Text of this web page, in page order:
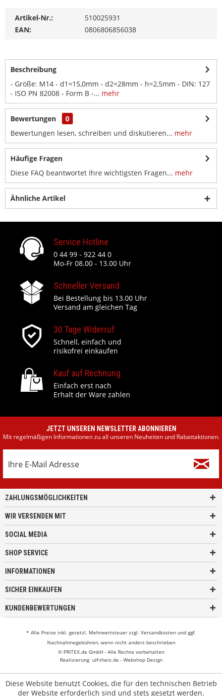
Artikel-Nr.:
510025931
EAN:
0806806856038
Beschreibung
- Größe: M14 - d1=15,0mm - d2=28mm - h=2,5mm - DIN: 127
- ISO PN 82008 - Form B -... mehr
Bewertungen
0
Bewertungen lesen, schreiben und diskutieren... mehr
Häufige Fragen
Diese FAQ beantwortet Ihre wichtigsten Fragen... mehr
Ähnliche Artikel
Service Hotline
0 44 99 - 922 44 0
Mo-Fr 08.00 - 13.00 Uhr
Schneller Versand
Bei Bestellung bis 13.00 Uhr
Versand am gleichen Tag
30 Tage Widerruf
Schnell, einfach und
risikofrei einkaufen
Kauf auf Rechnung
Einfach erst nach
Erhalt der Ware zahlen
JETZT UNSEREN NEWSLETTER ABONNIEREN
Mit regelmäßigen Informationen zu all unseren Neuheiten und Rabattaktionen.
ZAHLUNGSMÖGLICHKEITEN
WIR VERSENDEN MIT
SOCIAL MEDIA
SHOP SERVICE
INFORMATIONEN
SICHER EINKAUFEN
KUNDENBEWERTUNGEN
* Alle Preise inkl. gesetzl. Mehrwertsteuer zzgl. Versandkosten und ggf.
Nachnahmegebühren, wenn nicht anders beschrieben
© PRITEX.de GmbH - Alle Rechte vorbehalten
Realisierung ulf-theis.de - Webshop Design
Diese Website benutzt Cookies, die für den technischen Betrieb
der Website erforderlich sind und stets gesetzt werden.